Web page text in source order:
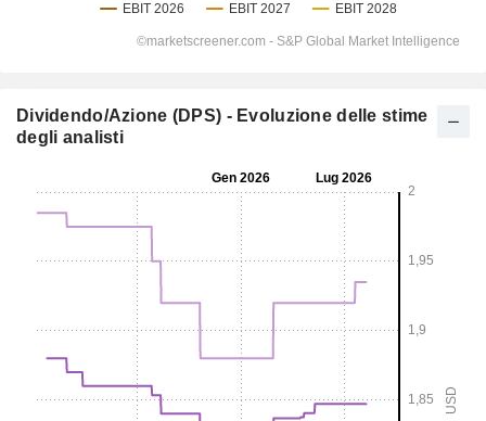
Dividendo/Azione (DPS) - Evoluzione delle stime
degli analisti